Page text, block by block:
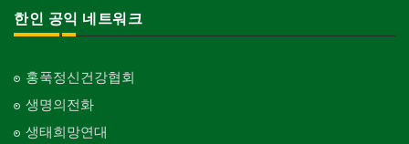
한인 공익 네트워크
홍푹정신건강협회
생명의전화
생태희망연대